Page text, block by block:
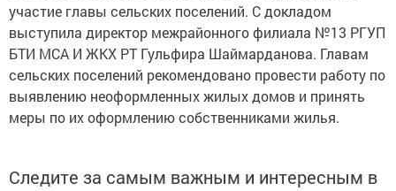
участие главы сельских поселений. С докладом
выступила директор межрайонного филиала №13 РГУП
БТИ МСА И ЖКХ РТ Гульфира Шаймарданова. Главам
сельских поселений рекомендовано провести работу по
выявлению неоформленных жилых домов и принять
меры по их оформлению собственниками жилья.
Следите за самым важным и интересным в